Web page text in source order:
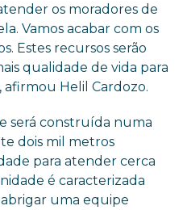
os moradores de
Vamos acabar com os
Estes recursos serão
qualidade de vida para
afirmou Helil Cardozo.
será construída numa
dois mil metros
para atender cerca
é caracterizada
uma equipe